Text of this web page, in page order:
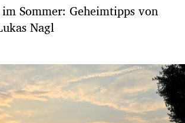
Sommer: Geheimtipps von
Nagl